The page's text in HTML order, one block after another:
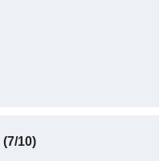
(7/10)